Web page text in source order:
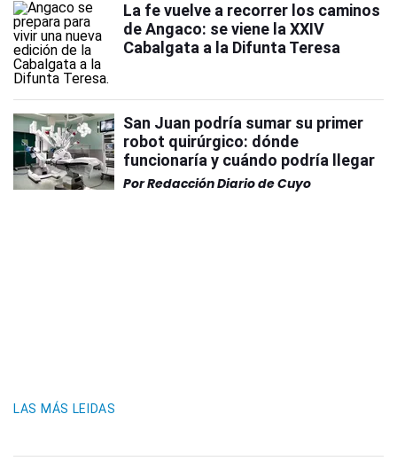
La fe vuelve a recorrer los caminos
de Angaco: se viene la XXIV
Cabalgata a la Difunta Teresa
San Juan podría sumar su primer
robot quirúrgico: dónde
funcionaría y cuándo podría llegar
PorRedacción Diario de Cuyo
LAS MÁS LEIDAS